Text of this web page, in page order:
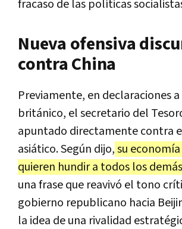
fracaso de las políticas
Nueva ofensiva
contra China
Previamente, en declaraciones
británico, el secretario del
apuntado directamente contra
asiático. Según dijo,su
quieren hundir a todos los
una frase que reavivó el tono
gobierno republicano hacia
la idea de una rivalidad